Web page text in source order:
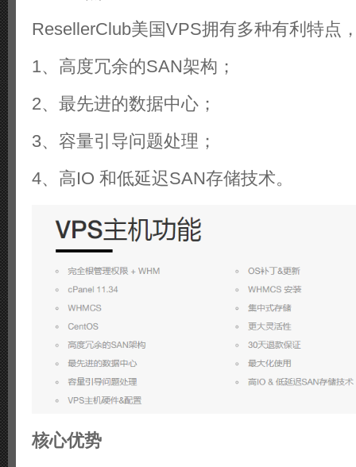
ResellerClub美国VPS拥有多种有利特点
1、高度冗余的SAN架构；
2、最先进的数据中心；
3、容量引导问题处理；
4、高IO 和低延迟SAN存储技术。
核心优势